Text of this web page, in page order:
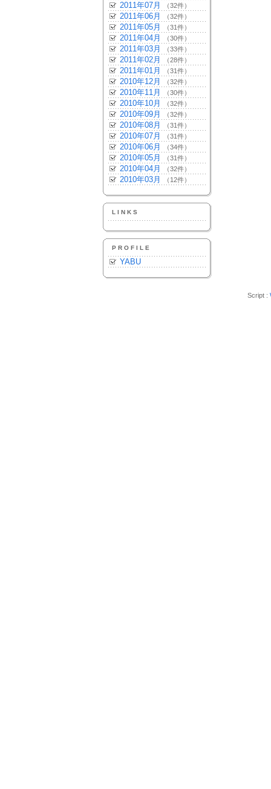
2011年07月 （32件）
2011年06月 （32件）
2011年05月 （31件）
2011年04月 （30件）
2011年03月 （33件）
2011年02月 （28件）
2011年01月 （31件）
2010年12月 （32件）
2010年11月 （30件）
2010年10月 （32件）
2010年09月 （32件）
2010年08月 （31件）
2010年07月 （31件）
2010年06月 （34件）
2010年05月 （31件）
2010年04月 （32件）
2010年03月 （12件）
LINKS
PROFILE
YABU
Script :